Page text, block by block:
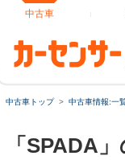
中古車
中古車トップ 中古車情報:一
「SPADA